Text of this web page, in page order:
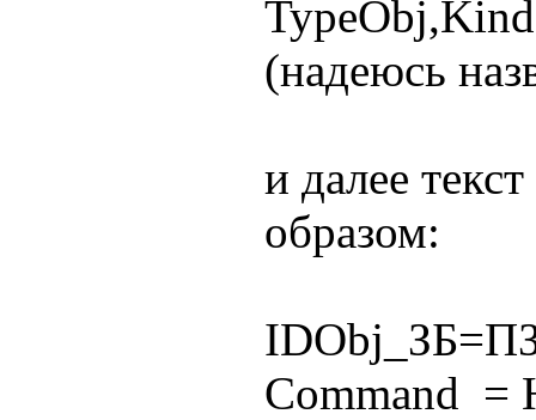
(надеюсь
и далее
образом:
Command =